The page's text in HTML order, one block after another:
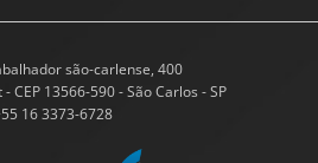
são-carlense, 400
CEP 13566-590 - São Carlos - SP
16 3373-6728